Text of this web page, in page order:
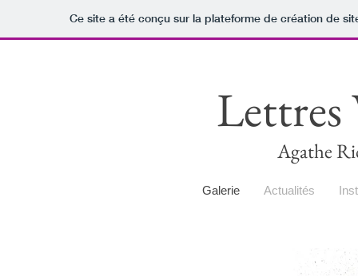
Ce site a été conçu sur la plateforme de création de
Lettres
Agathe
Galerie Actualités